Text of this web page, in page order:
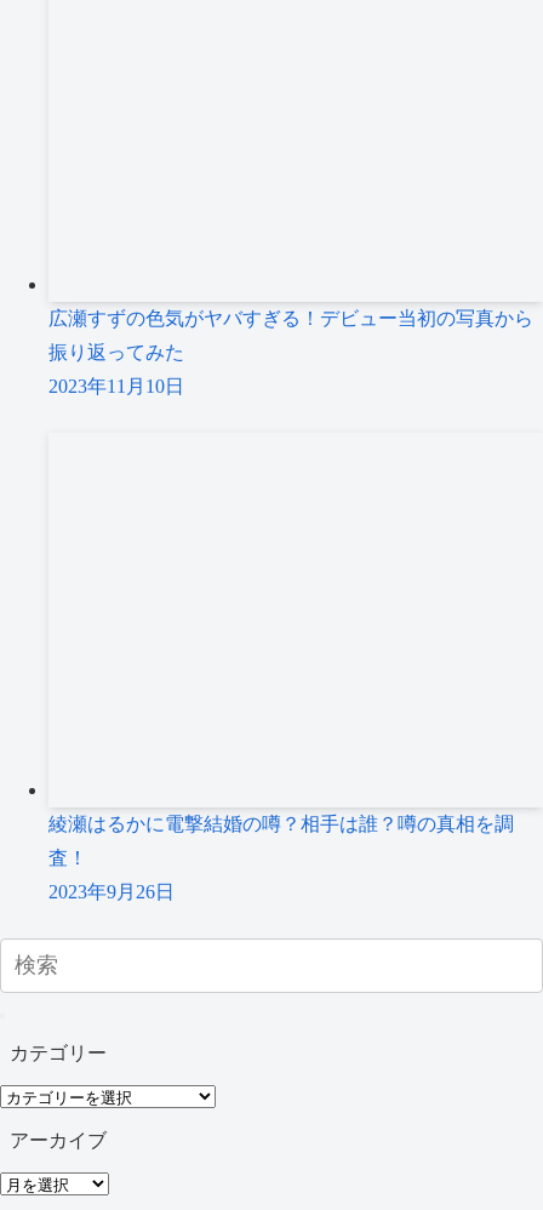
広瀬すずの色気がヤバすぎる！デビュー当初の写真から
振り返ってみた
2023年11月10日
綾瀬はるかに電撃結婚の噂？相手は誰？噂の真相を調
査！
2023年9月26日
カテゴリー
カ
テ
リ
アーカイブ
ア